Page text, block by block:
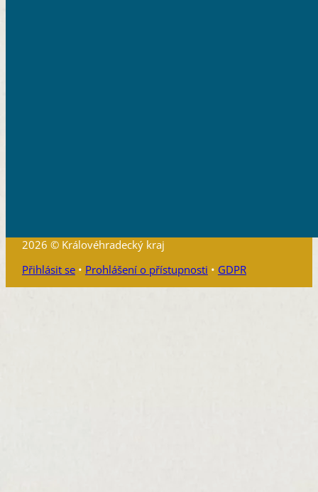
2026 © Královéhradecký kraj
Přihlásit se• Prohlášení o přístupnosti • GDPR